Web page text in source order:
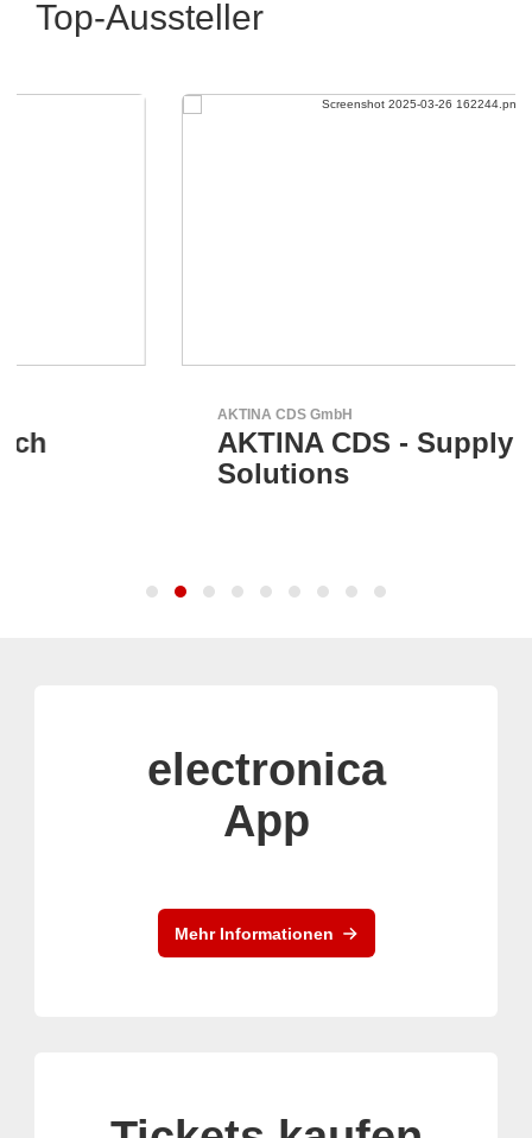
Top-Aussteller
AKTINA CDS - Supply Chain
electronica
App
Mehr Informationen